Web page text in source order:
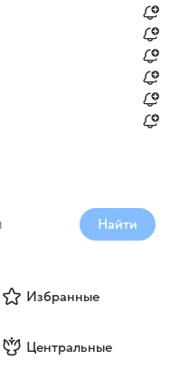
Найти
Избранные
Центральные